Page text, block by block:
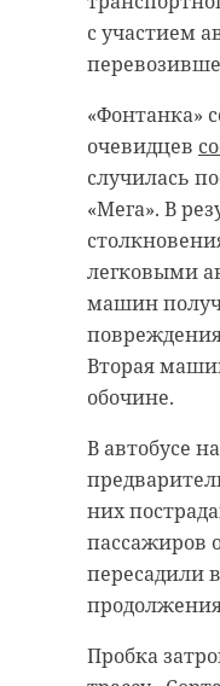
с участием
«Фонтанка»
очевидцев
случилась
«Мега». В
легковыми
машин
Вторая
обочине.
В автобусе
них
пассажиров
пересадили
Пробка